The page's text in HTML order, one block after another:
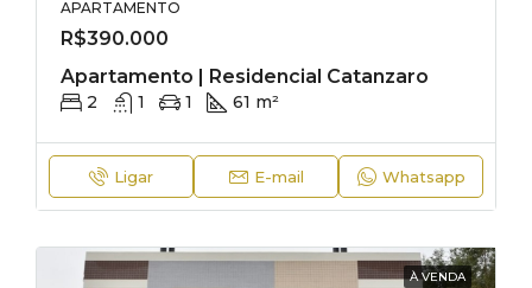
APARTAMENTO
R$390.000
Apartamento | Residencial Catanzaro
2 1 1 61 m²
Ligar E-mail Whatsapp
À VENDA